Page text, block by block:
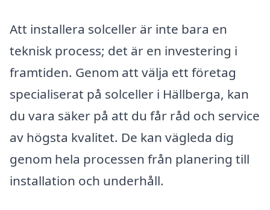
Att installera solceller är inte bara en
teknisk process; det är en investering i
framtiden. Genom att välja ett företag
specialiserat på solceller i Hällberga, kan
du vara säker på att du får råd och service
av högsta kvalitet. De kan vägleda dig
genom hela processen från planering till
installation och underhåll.